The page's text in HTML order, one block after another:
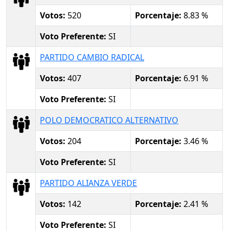
Votos: 520 Porcentaje: 8.83 %
Voto Preferente: SI
PARTIDO CAMBIO RADICAL
Votos: 407 Porcentaje: 6.91 %
Voto Preferente: SI
POLO DEMOCRATICO ALTERNATIVO
Votos: 204 Porcentaje: 3.46 %
Voto Preferente: SI
PARTIDO ALIANZA VERDE
Votos: 142 Porcentaje: 2.41 %
Voto Preferente: SI